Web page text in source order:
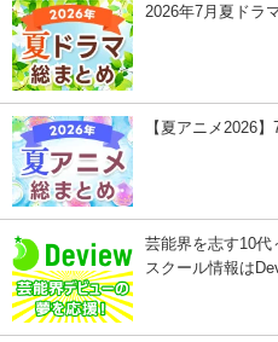
2026年7月夏ドラ
【夏アニメ2026
芸能界を志す10代
スクール情報は